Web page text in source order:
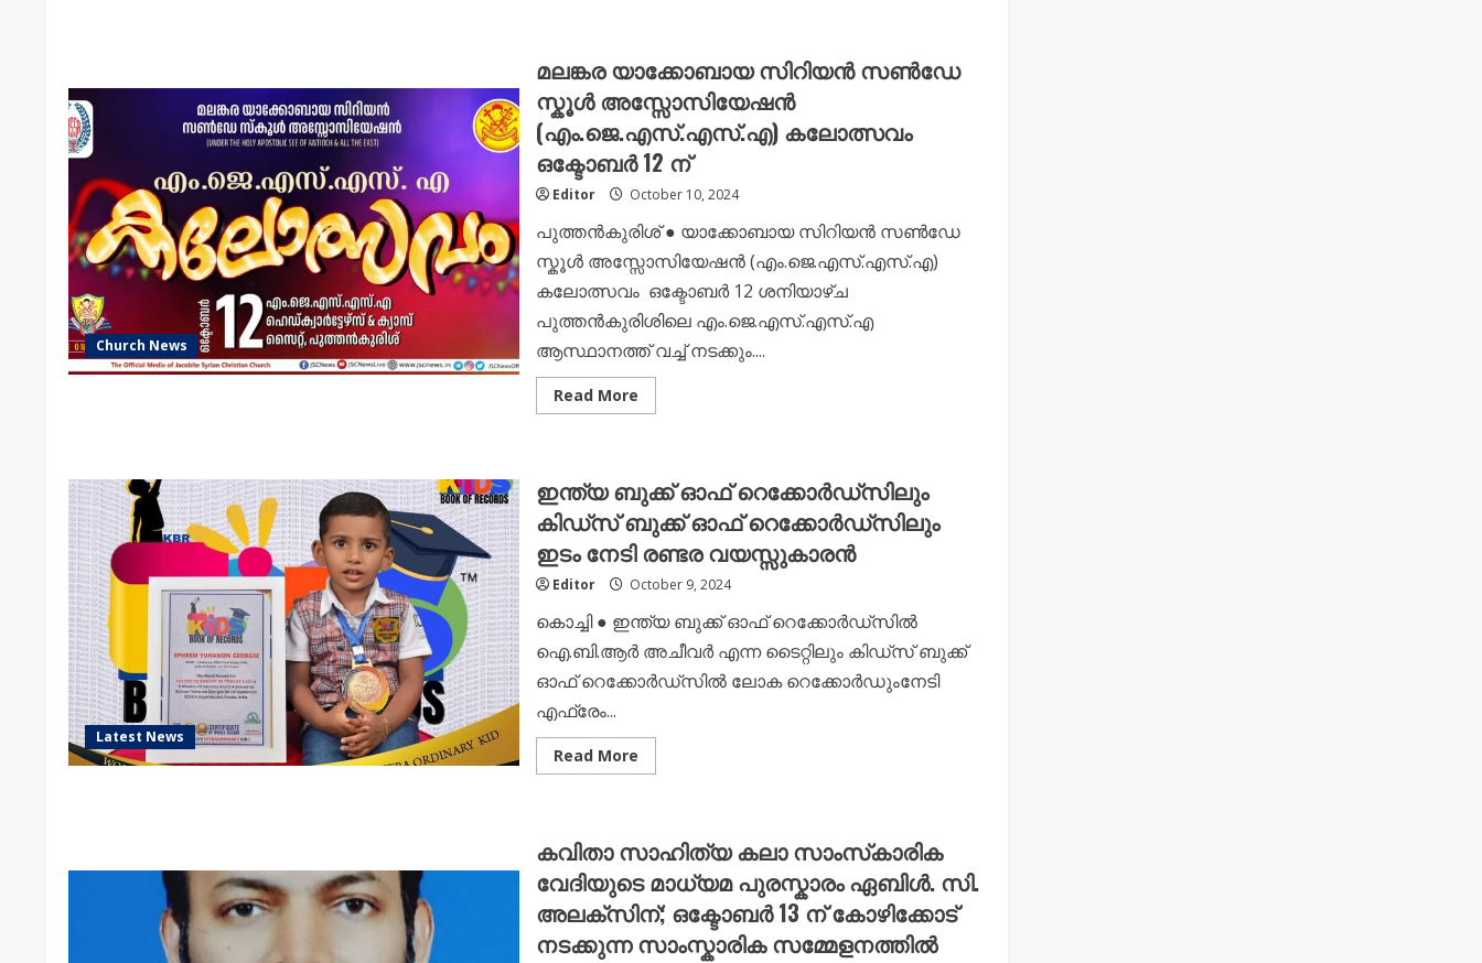
വാർത്തകൾ
അയക്കുന്നവരുടെ
പ്രത്യേക
ശ്രദ്ധയ്ക്ക്
Church News
മലങ്കര യാക്കോബായ സിറിയൻ സൺഡേ
സ്കൂൾ അസ്സോസിയേഷൻ
(എം.ജെ.എസ്.എസ്.എ) കലോത്സവം
ഒക്ടോബർ 12 ന്
Editor October 10, 2024
പുത്തൻകുരിശ് ● യാക്കോബായ സിറിയൻ സൺഡേ
സ്കൂൾ അസ്സോസിയേഷൻ (എം.ജെ.എസ്.എസ്.എ)
കലോത്സവം ഒക്ടോബർ 12 ശനിയാഴ്ച
പുത്തൻകുരിശിലെ എം.ജെ.എസ്.എസ്.എ
ആസ്ഥാനത്ത് വച്ച് നടക്കും....
Read MoreRead
more
സൺഡേ
സ്കൂൾ
അസ്സോസിയേഷൻ
(എം.ജെ.എസ്.എസ്.എ)
കലോത്സവം
ഒക്ടോബർ
12
ന്
Latest News
ഇന്ത്യ ബുക്ക്‌ ഓഫ് റെക്കോർഡ്സിലും
കിഡ്സ്‌ ബുക്ക്‌ ഓഫ് റെക്കോർഡ്സിലും
ഇടം നേടി രണ്ടര വയസ്സുകാരൻ
Editor October 9, 2024
കൊച്ചി ● ഇന്ത്യ ബുക്ക്‌ ഓഫ് റെക്കോർഡ്സിൽ
ഐ.ബി.ആർ അചീവർ എന്ന ടൈറ്റിലും കിഡ്സ്‌ ബുക്ക്‌
ഓഫ് റെക്കോർഡ്സിൽ ലോക റെക്കോർഡുംനേടി
എഫ്രേം...
Read MoreRead
more
റെക്കോർഡ്സിലും
കിഡ്സ്‌
ബുക്ക്‌
ഓഫ്
റെക്കോർഡ്സിലും
ഇടം
നേടി
രണ്ടര
കവിതാ സാഹിത്യ കലാ സാംസ്‌കാരിക
വേദിയുടെ മാധ്യമ പുരസ്കാരം ഏബിൾ. സി.
അലക്സിന്; ഒക്ടോബർ 13 ന് കോഴിക്കോട്
നടക്കുന്ന സാംസ്കാരിക സമ്മേളനത്തിൽ